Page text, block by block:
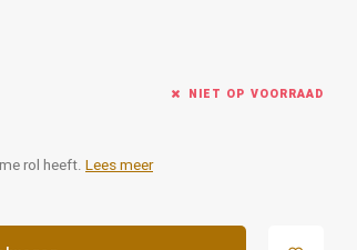
NIET OP VOORRAAD
rol heeft.Lees meer